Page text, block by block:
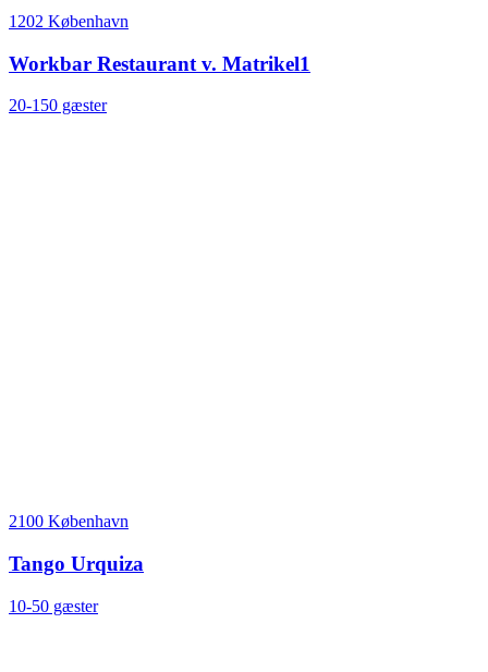
1202 København
Workbar Restaurant v. Matrikel1
20-150 gæster
2100 København
Tango Urquiza
10-50 gæster